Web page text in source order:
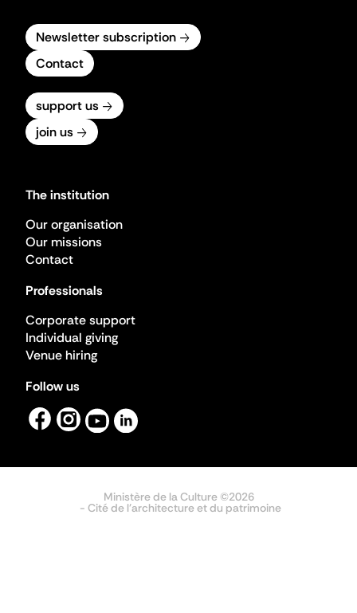
Newsletter subscription
Contact
support us
join us
The institution
Our organisation
Our missions
Contact
Professionals
Corporate support
Individual giving
Venue hiring
Follow us
Ministère de la Culture ©2026
- Cité de l'architecture et du patrimoine